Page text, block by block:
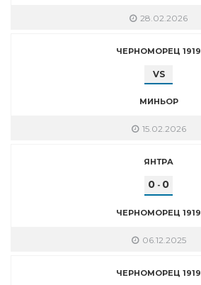
28.02.2026
ЧЕРНОМОРЕЦ 1919
VS
МИНЬОР
15.02.2026
ЯНТРА
0 - 0
ЧЕРНОМОРЕЦ 1919
06.12.2025
ЧЕРНОМОРЕЦ 1919